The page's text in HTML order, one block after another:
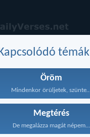
témák
Öröm
Mindenkor örüljetek, szüntelenül imádkozzatok...
Megtérés
De megalázza magát népem...